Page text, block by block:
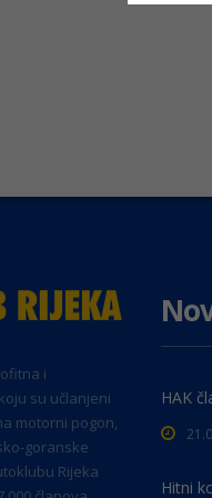
i
su učlanjeni
motorni pogon,
goranske
Rijeka
HAK
Hitni